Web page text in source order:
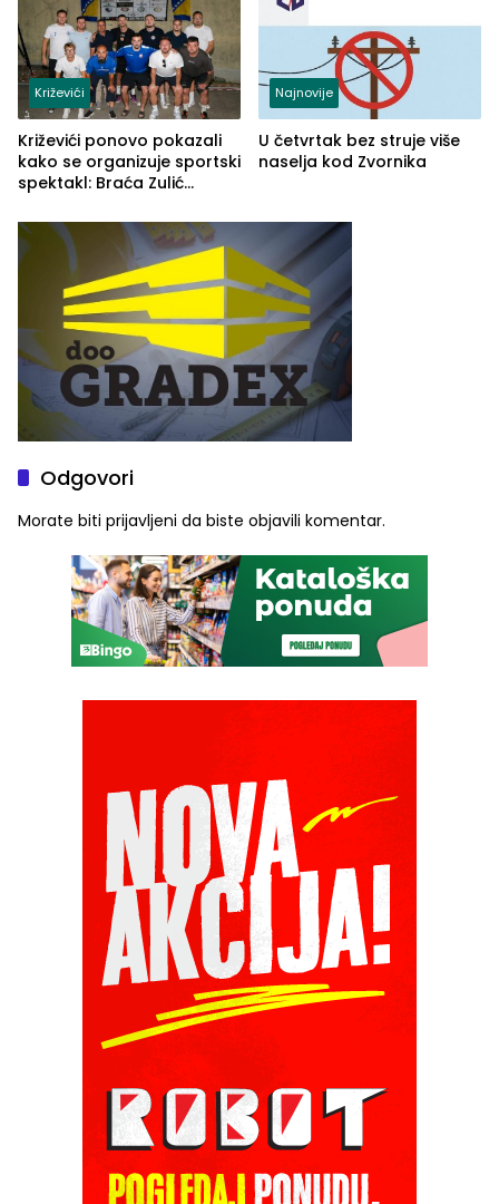
Križevići
Križevići ponovo pokazali
kako se organizuje sportski
spektakl: Braća Zulić
Najnovije
U četvrtak bez struje više
naselja kod Zvornika
Odgovori
Morate biti prijavljeni da biste objavili komentar.